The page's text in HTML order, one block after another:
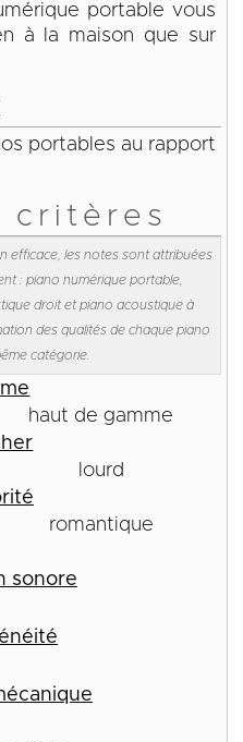
portable vous
à la maison que sur
portables au rapport
critères
efficace, les notes sont attribuées
: piano numérique portable,
droit et piano acoustique à
des qualités de chaque piano
catégorie.
haut de gamme
lourd
romantique
sonore